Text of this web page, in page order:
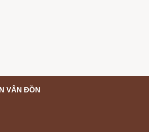
VÂN ĐỒN